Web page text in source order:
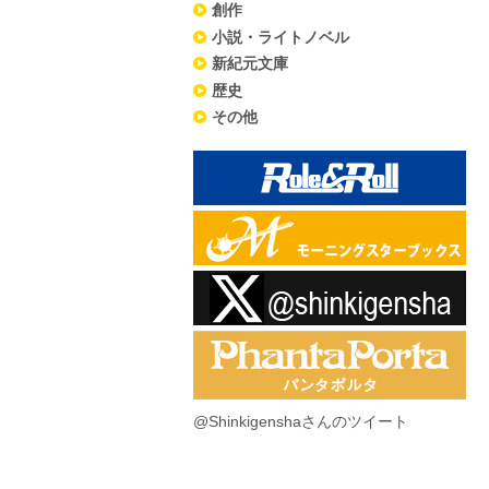
創作
小説・ライトノベル
新紀元文庫
歴史
その他
@Shinkigenshaさんのツイート